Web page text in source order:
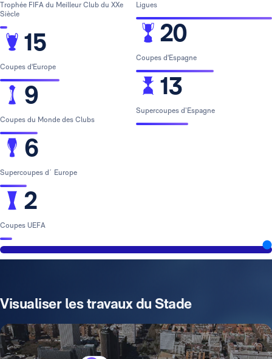
Trophée FIFA du Meilleur Club du XXe
Siècle
15
Coupes d'Europe
9
Coupes du Monde des Clubs
6
Supercoupes d´ Europe
2
Coupes UEFA
Ligues
20
Coupes d'Espagne
13
Supercoupes d’Espagne
Visualiser les travaux du Stade